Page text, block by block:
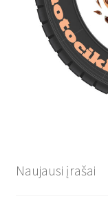
Naujausi įrašai